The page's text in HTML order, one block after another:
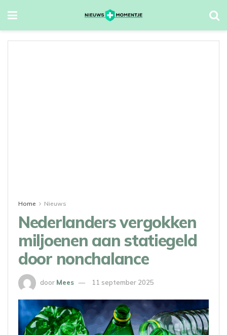
Home Nieuws
Nederlanders vergokken
miljoenen aan statiegeld
door nonchalance
door Mees 11 september 2025